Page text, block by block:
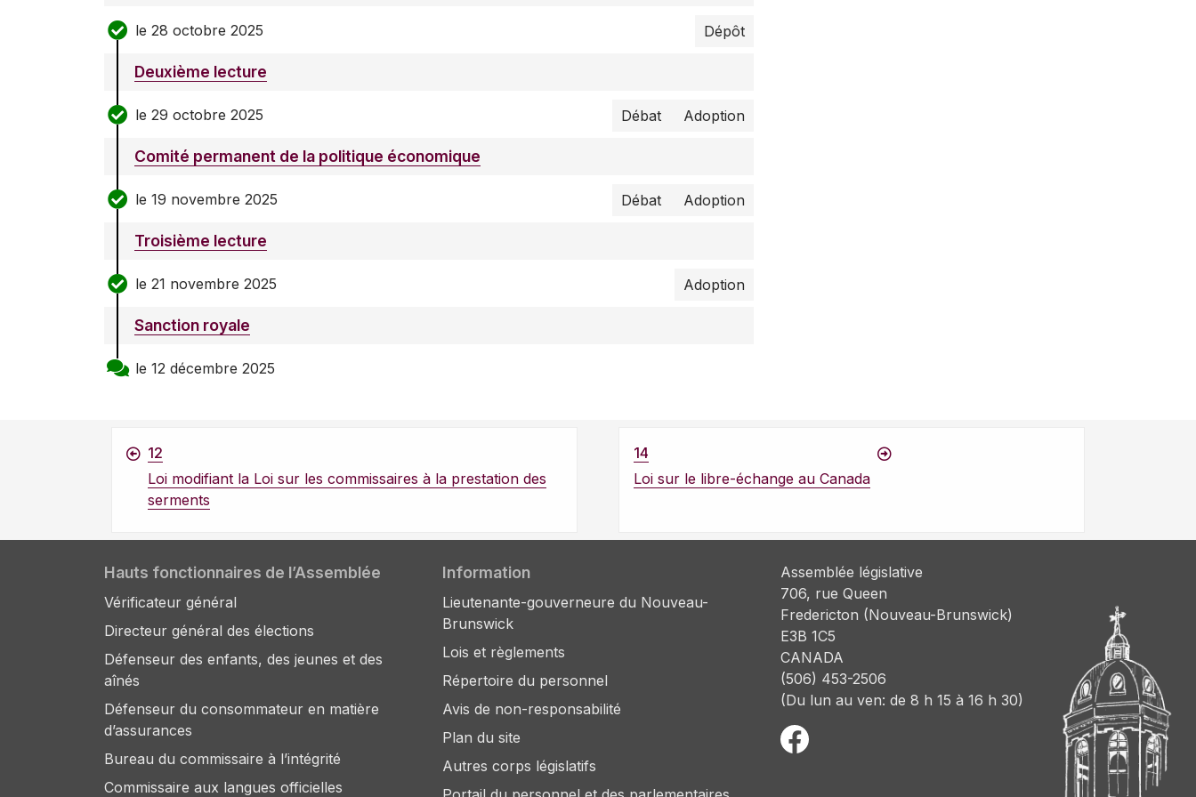
le 28 octobre 2025 Dépôt
Deuxième lecture
le 29 octobre 2025 Débat Adoption
Comité permanent de la politique économique
le 19 novembre 2025 Débat Adoption
Troisième lecture
le 21 novembre 2025 Adoption
Sanction royale
le 12 décembre 2025
12
Loi modifiant la Loi sur les commissaires à la prestation des
serments
14
Loi sur le libre-échange au Canada
Hauts fonctionnaires de l’Assemblée
Vérificateur général
Directeur général des élections
Défenseur des enfants, des jeunes et des
aînés
Défenseur du consommateur en matière
d’assurances
Bureau du commissaire à l’intégrité
Commissaire aux langues officielles
Information
Lieutenante-gouverneure du Nouveau-
Brunswick
Lois et règlements
Répertoire du personnel
Avis de non-responsabilité
Plan du site
Autres corps législatifs
Assemblée législative
706, rue Queen
Fredericton (Nouveau-Brunswick)
E3B 1C5
CANADA
(506) 453-2506
(Du lun au ven: de 8 h 15 à 16 h 30)